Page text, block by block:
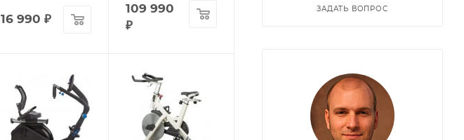
16 990 ₽
109 990
₽
ЗАДАТЬ ВОПРОС